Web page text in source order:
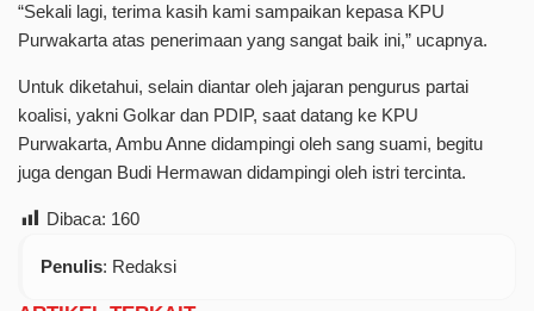
“Sekali lagi, terima kasih kami sampaikan kepasa KPU
Purwakarta atas penerimaan yang sangat baik ini,” ucapnya.
Untuk diketahui, selain diantar oleh jajaran pengurus partai
koalisi, yakni Golkar dan PDIP, saat datang ke KPU
Purwakarta, Ambu Anne didampingi oleh sang suami, begitu
juga dengan Budi Hermawan didampingi oleh istri tercinta.
Dibaca: 160
Penulis: Redaksi